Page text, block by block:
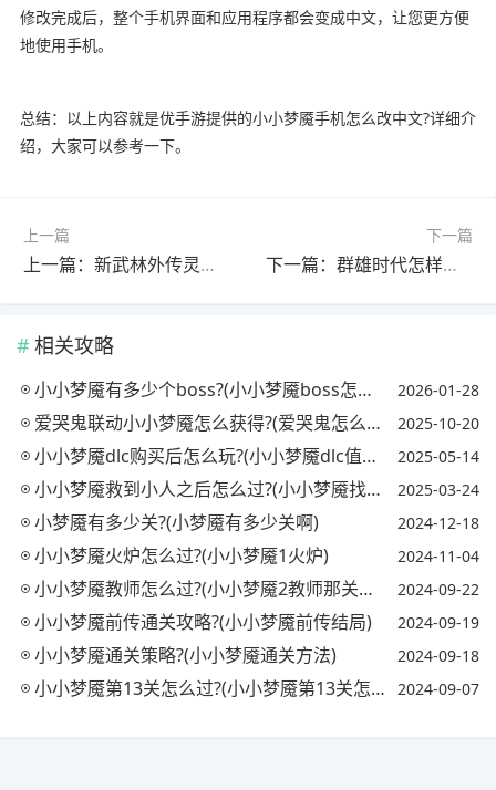
修改完成后，整个手机界面和应用程序都会变成中文，让您更方便
地使用手机。
总结：以上内容就是优手游提供的小小梦魇手机怎么改中文?详细介
绍，大家可以参考一下。
上一篇
上一篇：新武林外传灵络丸怎么获得?(新武林外传灵引装备)
下一篇
下一篇：群雄时代怎样篡汉自立?(群雄时代 计谋)
相关攻略
小小梦魇有多少个boss?(小小梦魇boss怎么过) 2026-01-28
爱哭鬼联动小小梦魇怎么获得?(爱哭鬼怎么打) 2025-10-20
小小梦魇dlc购买后怎么玩?(小小梦魇dlc值得购买吗) 2025-05-14
小小梦魇救到小人之后怎么过?(小小梦魇找到小人以后怎么走) 2025-03-24
小梦魇有多少关?(小梦魇有多少关啊) 2024-12-18
小小梦魇火炉怎么过?(小小梦魇1火炉) 2024-11-04
小小梦魇教师怎么过?(小小梦魇2教师那关咋过) 2024-09-22
小小梦魇前传通关攻略?(小小梦魇前传结局) 2024-09-19
小小梦魇通关策略?(小小梦魇通关方法) 2024-09-18
小小梦魇第13关怎么过?(小小梦魇第13关怎么过手机版) 2024-09-07